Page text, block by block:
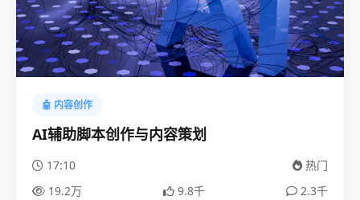
🤖 内容创作
AI辅助脚本创作与内容策划
17:10
热门
19.2万
9.8千 2.3千